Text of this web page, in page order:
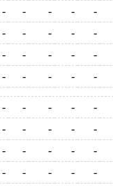
- - - - -
- - - - -
- - - - -
- - - - -
- - - - -
- - - - -
- - - - -
- - - - -